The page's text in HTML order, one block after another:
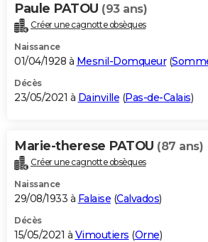
Paule PATOU (93 ans)
Créer une cagnotte obsèques
Naissance
01/04/1928 à Mesnil-Domqueur(
Décès
23/05/2021 à Dainville (Pas-de-Calais)
Marie-therese PATOU (87 ans)
Créer une cagnotte obsèques
Naissance
29/08/1933 à Falaise (Calvados)
Décès
15/05/2021 à Vimoutiers (Orne)